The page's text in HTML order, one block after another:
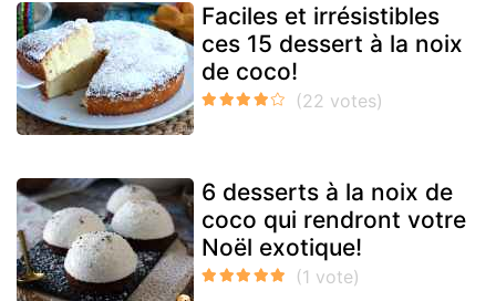
Faciles et irrésistibles
ces 15 dessert à la noix
de coco!
6 desserts à la noix de
coco qui rendront votre
Noël exotique!